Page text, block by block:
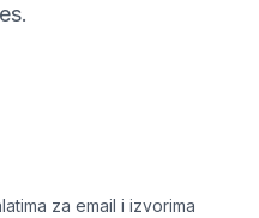
za email i izvorima